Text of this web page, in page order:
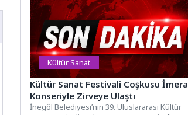
Kültür Sanat
Kültür Sanat Festivali Coşkusu İmera
Konseriyle Zirveye Ulaştı
İnegöl Belediyesi’nin 39. Uluslararası Kültür